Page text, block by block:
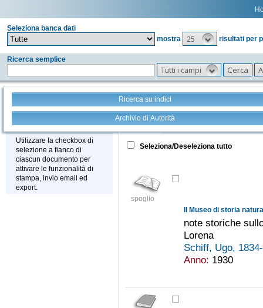
Seleziona banca dati
mostra
25 risultati per
Ricerca semplice
Tutti i campi
Ricerca su indici
Archivio di Autorità
Stampa - Email - Export
Utilizzare la checkbox di
selezione a fianco di
ciascun documento per
attivare le funzionalità di
stampa, invio email ed
export.
Tutto +
Seleziona/Deseleziona tutto
spoglio
note storiche
Lorena
Schiff, Ugo,
Anno: 1930